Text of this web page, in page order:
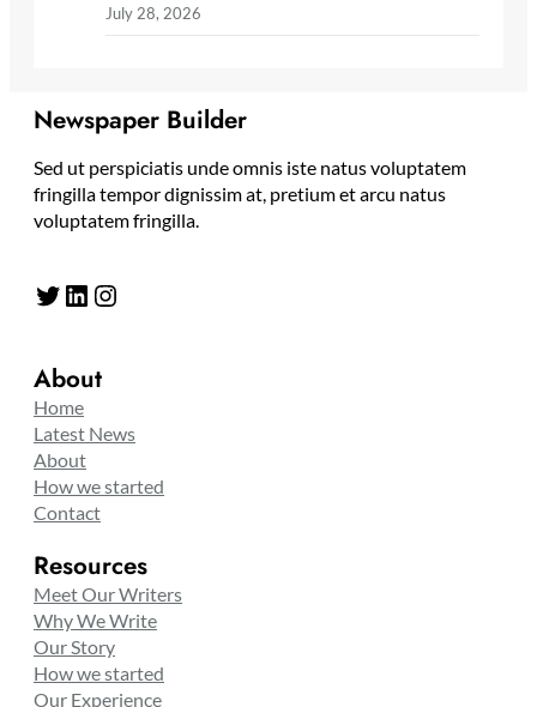
July 28, 2026
Newspaper Builder
Sed ut perspiciatis unde omnis iste natus voluptatem
fringilla tempor dignissim at, pretium et arcu natus
voluptatem fringilla.
Twitter LinkedIn Instagram
About
Home
Latest News
About
How we started
Contact
Resources
Meet Our Writers
Why We Write
Our Story
How we started
Our Experience